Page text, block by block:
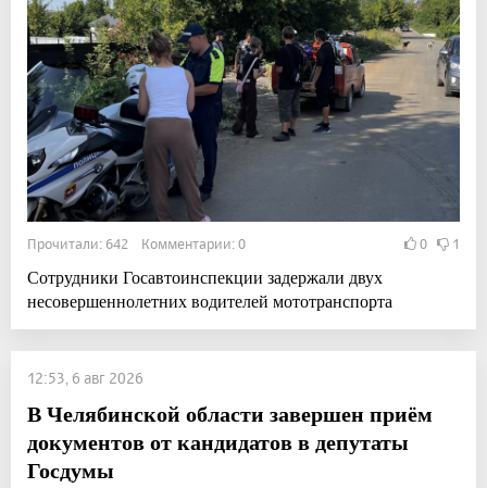
Прочитали: 642 Комментарии: 0 0 1
Сотрудники Госавтоинспекции задержали двух
несовершеннолетних водителей мототранспорта
12:53, 6 авг 2026
В Челябинской области завершен приём
документов от кандидатов в депутаты
Госдумы